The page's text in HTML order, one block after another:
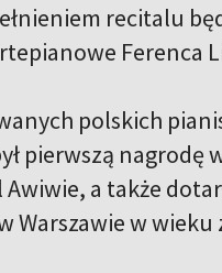
recitalu
Ferenca
polskich
pierwszą nagrodę
a także
Warszawie w wieku